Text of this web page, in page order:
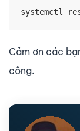
systemctl
Cảm ơn các
công.